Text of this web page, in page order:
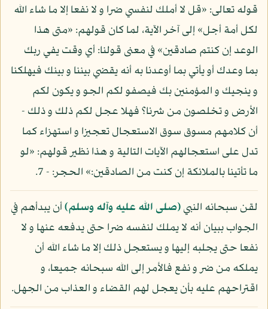
قوله تعالى: «قل لا أملك لنفسي ضرا و لا نفعا إلا ما شاء الله
لكل أمة أجل» إلى آخر الآية، لما كان قولهم: «متى هذا
الوعد إن كنتم صادقين» في معنى قولنا: أي وقت يفي ربك
بما وعدك أو يأتي بما أوعدنا به أنه يقضي بيننا و بينك فيهلكنا
و ينجيك و المؤمنين بك فيصفو لكم الجو و يكون لكم
الأرض و تخلصون من شرنا؟ فهلا عجل لكم ذلك و ذلك -
أن كلامهم مسوق سوق الاستعجال تعجيزا و استهزاء كما
تدل على استعجالهم الآيات التالية و هذا نظير قولهم: «لو
ما تأتينا بالملائكة إن كنت من الصادقين:» الحجر: - 7.
لقن سبحانه النبي(صلى الله عليه وآله وسلم)أن يبدأهم في
الجواب ببيان أنه لا يملك لنفسه ضرا حتى يدفعه عنها و لا
نفعا حتى يجلبه إليها و يستعجل ذلك إلا ما شاء الله أن
يملكه من ضر و نفع فالأمر إلى الله سبحانه جميعا، و
اقتراحهم عليه بأن يعجل لهم القضاء و العذاب من الجهل.